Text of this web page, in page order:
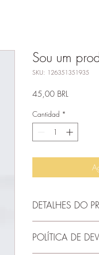
Sou um
SKU: 126351351935
45,00 BRL
Cantidad *
DETALHES DO
produto, como
POLÍTICA DE